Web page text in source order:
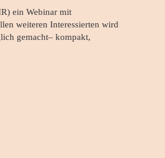
ein Webinar mit
weiteren Interessierten wird
gemacht– kompakt,